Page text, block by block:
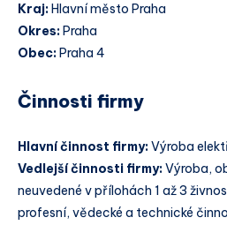
Kraj: Hlavní město Praha
Okres: Praha
Obec: Praha 4
Činnosti firmy
Hlavní činnost firmy:Výroba
Vedlejší činnosti firmy:Výroba,
neuvedené v přílohách 1 až 3
profesní, vědecké a technické